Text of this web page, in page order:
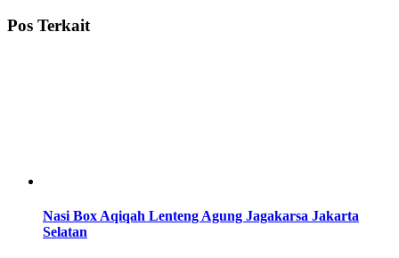
Pos Terkait
Nasi Box Aqiqah Lenteng Agung Jagakarsa Jakarta
Selatan